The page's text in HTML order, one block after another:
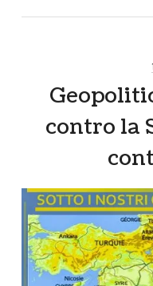
contro la